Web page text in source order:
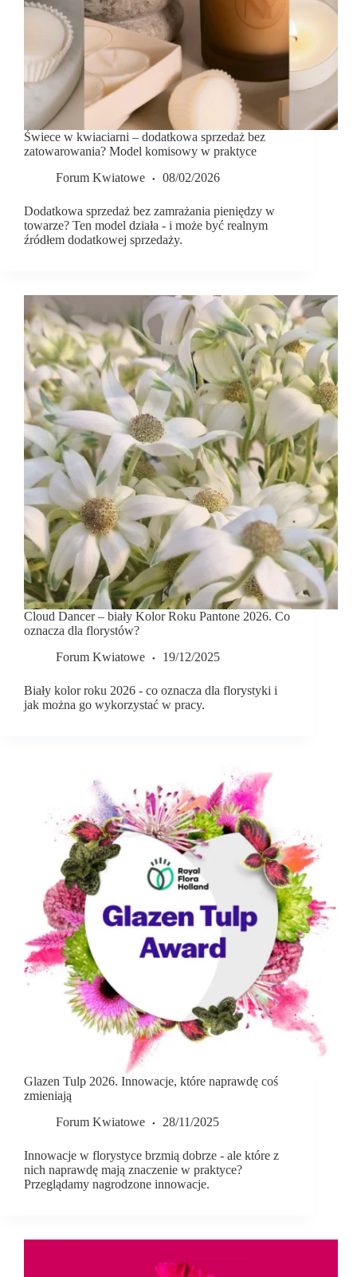
Świece w kwiaciarni – dodatkowa sprzedaż bez
zatowarowania? Model komisowy w praktyce
Forum Kwiatowe
08/02/2026
Dodatkowa sprzedaż bez zamrażania pieniędzy w
towarze? Ten model działa - i może być realnym
źródłem dodatkowej sprzedaży.
Cloud Dancer – biały Kolor Roku Pantone 2026. Co
oznacza dla florystów?
Forum Kwiatowe
19/12/2025
Biały kolor roku 2026 - co oznacza dla florystyki i
jak można go wykorzystać w pracy.
Glazen Tulp 2026. Innowacje, które naprawdę coś
zmieniają
Forum Kwiatowe
28/11/2025
Innowacje w florystyce brzmią dobrze - ale które z
nich naprawdę mają znaczenie w praktyce?
Przeglądamy nagrodzone innowacje.